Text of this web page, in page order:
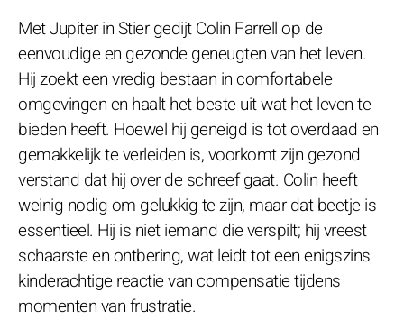
Met Jupiter in Stier gedijt Colin Farrell op de
eenvoudige en gezonde geneugten van het leven.
Hij zoekt een vredig bestaan in comfortabele
omgevingen en haalt het beste uit wat het leven te
bieden heeft. Hoewel hij geneigd is tot overdaad en
gemakkelijk te verleiden is, voorkomt zijn gezond
verstand dat hij over de schreef gaat. Colin heeft
weinig nodig om gelukkig te zijn, maar dat beetje is
essentieel. Hij is niet iemand die verspilt; hij vreest
schaarste en ontbering, wat leidt tot een enigszins
kinderachtige reactie van compensatie tijdens
momenten van frustratie.